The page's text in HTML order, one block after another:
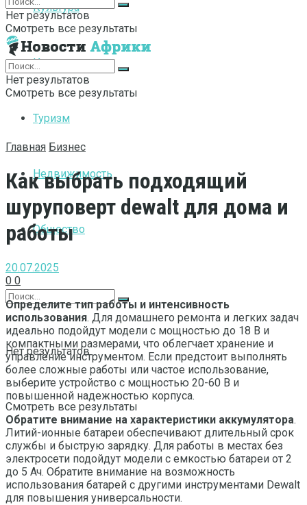
Культура
Интернет
Туризм
Недвижимость
Общество
Нет результатов
Смотреть все результаты
Нет результатов
Смотреть все результаты
Нет результатов
Смотреть все результаты
Главная Бизнес
Как выбрать подходящий
шуруповерт dewalt для дома и
работы
20.07.2025
0 0
Определите тип работы и интенсивность
использования. Для домашнего ремонта и легких задач
идеально подойдут модели с мощностью до 18 В и
компактными размерами, что облегчает хранение и
управление инструментом. Если предстоит выполнять
более сложные работы или частое использование,
выберите устройство с мощностью 20-60 В и
повышенной надежностью корпуса.
Обратите внимание на характеристики аккумулятора.
Литий-ионные батареи обеспечивают длительный срок
службы и быструю зарядку. Для работы в местах без
электросети подойдут модели с емкостью батареи от 2
до 5 Ач. Обратите внимание на возможность
использования батарей с другими инструментами Dewalt
для повышения универсальности.